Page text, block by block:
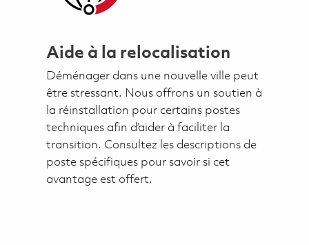
Aide à la relocalisation
Déménager dans une nouvelle ville peut
être stressant. Nous offrons un soutien à
la réinstallation pour certains postes
techniques afin d’aider à faciliter la
transition. Consultez les descriptions de
poste spécifiques pour savoir si cet
avantage est offert.